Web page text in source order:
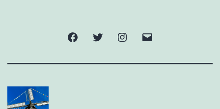
FacebookTwitter Instagram